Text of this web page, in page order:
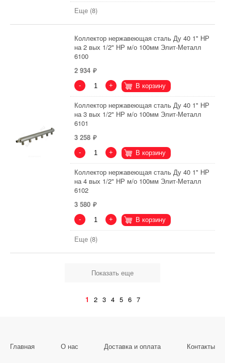
Еще (8)
Коллектор нержавеющая сталь Ду 40 1" НР
на 2 вых 1/2" НР м/о 100мм Элит-Металл
6100
2 934
- + В корзину
Коллектор нержавеющая сталь Ду 40 1" НР
на 3 вых 1/2" НР м/о 100мм Элит-Металл
6101
3 258
- + В корзину
Коллектор нержавеющая сталь Ду 40 1" НР
на 4 вых 1/2" НР м/о 100мм Элит-Металл
6102
3 580
- + В корзину
Еще (8)
Показать еще
1 2 3 4 5 6 7
Главная О нас Доставка и оплата Контакты